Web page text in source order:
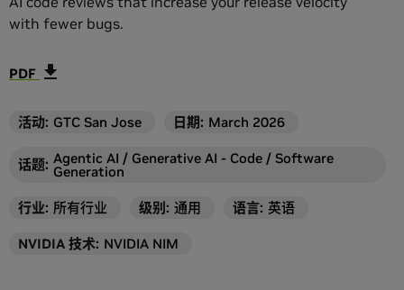
with fewer bugs.
PDF
活动: GTC San Jose 日期: March 2026
话题: Agentic AI / Generative AI - Code / Software
Generation
行业: 所有行业 级别: 通用 语言: 英语
NVIDIA 技术: NVIDIA NIM